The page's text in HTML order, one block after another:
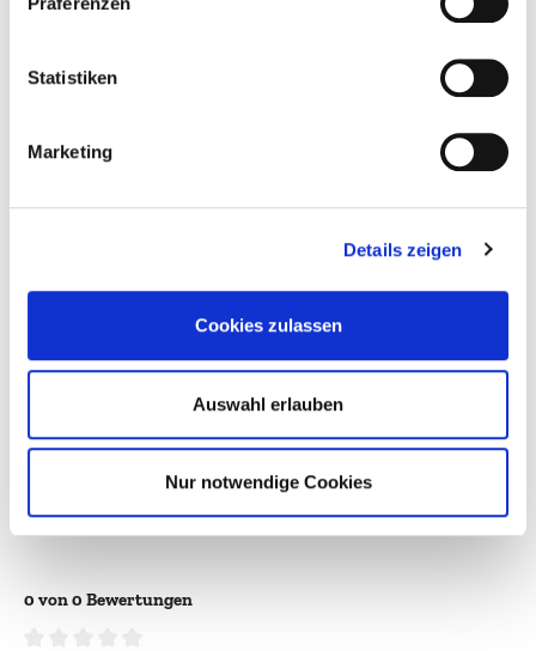
Statistiken
Marketing
Details zeigen
Cookies zulassen
Auswahl erlauben
Nur notwendige Cookies
Großes Gewächs 2016 ist ein wunderbarer Wein, der sich
Alkoholgehalt:
Enthält Sulfite: Ja
Flaschengröße: 0,75l
2016
Verpackungsgröße: 1
0 von 0 Bewertungen